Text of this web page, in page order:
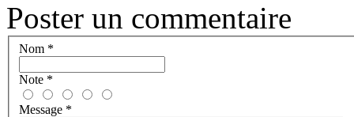
Poster un commentaire
Nom *
Note *
Message *